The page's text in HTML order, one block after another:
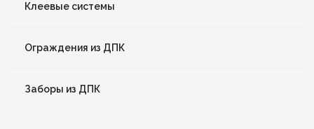
Клеевые системы
Ограждения из ДПК
Заборы из ДПК